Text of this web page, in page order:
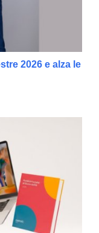
2026 e alza le